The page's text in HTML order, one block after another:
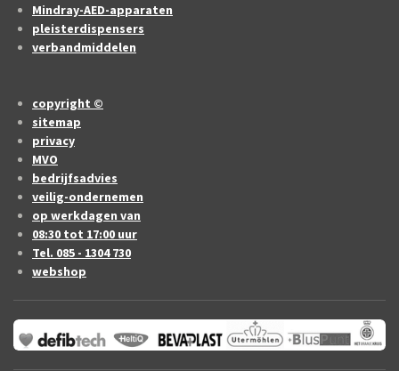
Mindray-AED-apparaten
pleisterdispensers
verbandmiddelen
copyright ©
sitemap
privacy
MVO
bedrijfsadvies
veilig-ondernemen
op werkdagen van
08:30 tot 17:00 uur
Tel. 085 - 1304 730
webshop